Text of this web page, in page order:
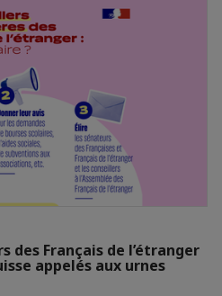
des Français de l’étranger
appelés aux urnes